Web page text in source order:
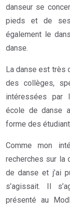
danseur se
pieds et de ses
également le
danse.
La danse est très
des collèges,
intéressées par
école de danse
forme des
Comme mon
recherches sur la
de danse et j’ai
s’agissait. Il
présenté au